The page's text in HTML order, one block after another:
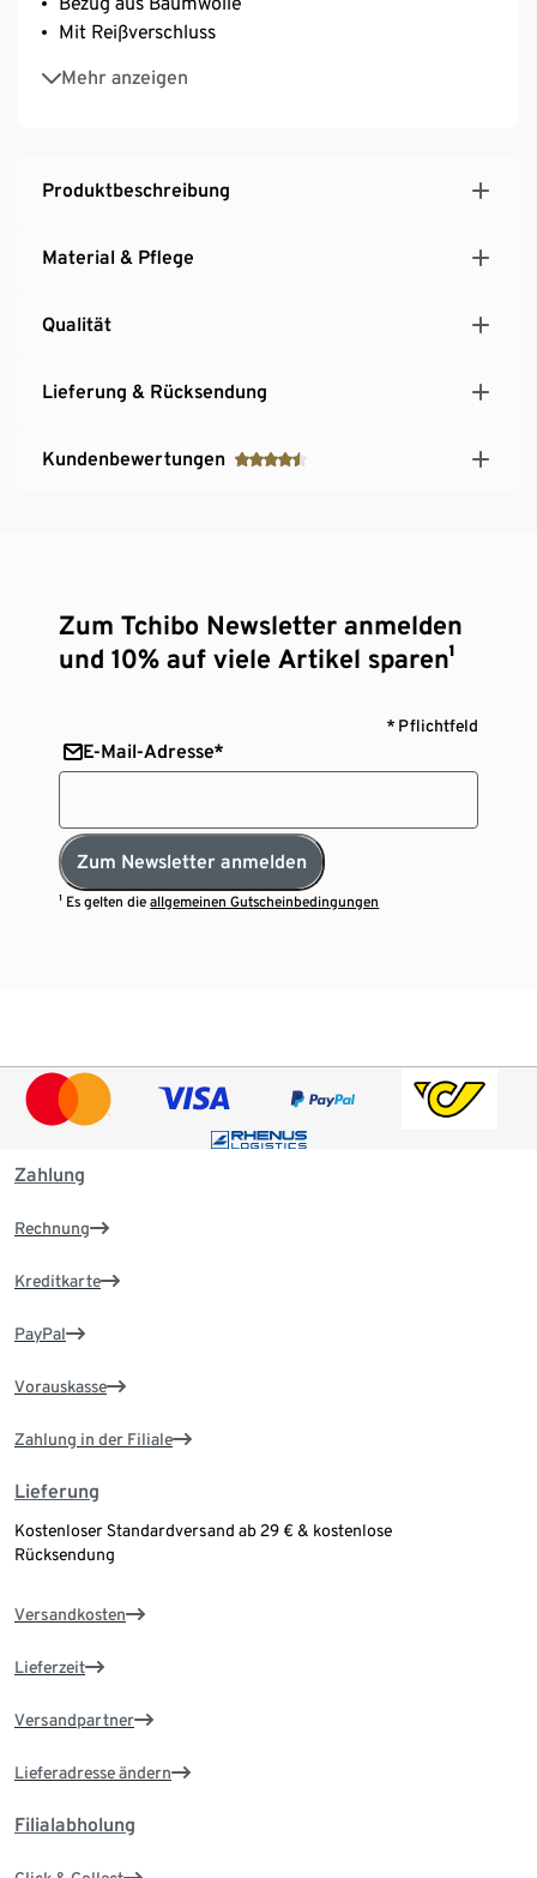
Mit Reißverschluss
Mehr anzeigen
Maschinenwaschbar und trocknergeeignet
irisette® greenline: exklusiv entwickelt für Tchibo
Produktbeschreibung
Material & Pflege
Qualität
Lieferung & Rücksendung
Kundenbewertungen
Zum Tchibo Newsletter anmelden
und 10% auf viele Artikel sparen¹
* Pflichtfeld
E-Mail-Adresse*
Zum Newsletter anmelden
¹ Es gelten dieallgemeinen Gutscheinbedingungen
Zahlung
Rechnung
Kreditkarte
PayPal
Vorauskasse
Zahlung in der Filiale
Lieferung
Kostenloser Standardversand ab 29 € & kostenlose
Rücksendung
Versandkosten
Lieferzeit
Versandpartner
Lieferadresse ändern
Filialabholung